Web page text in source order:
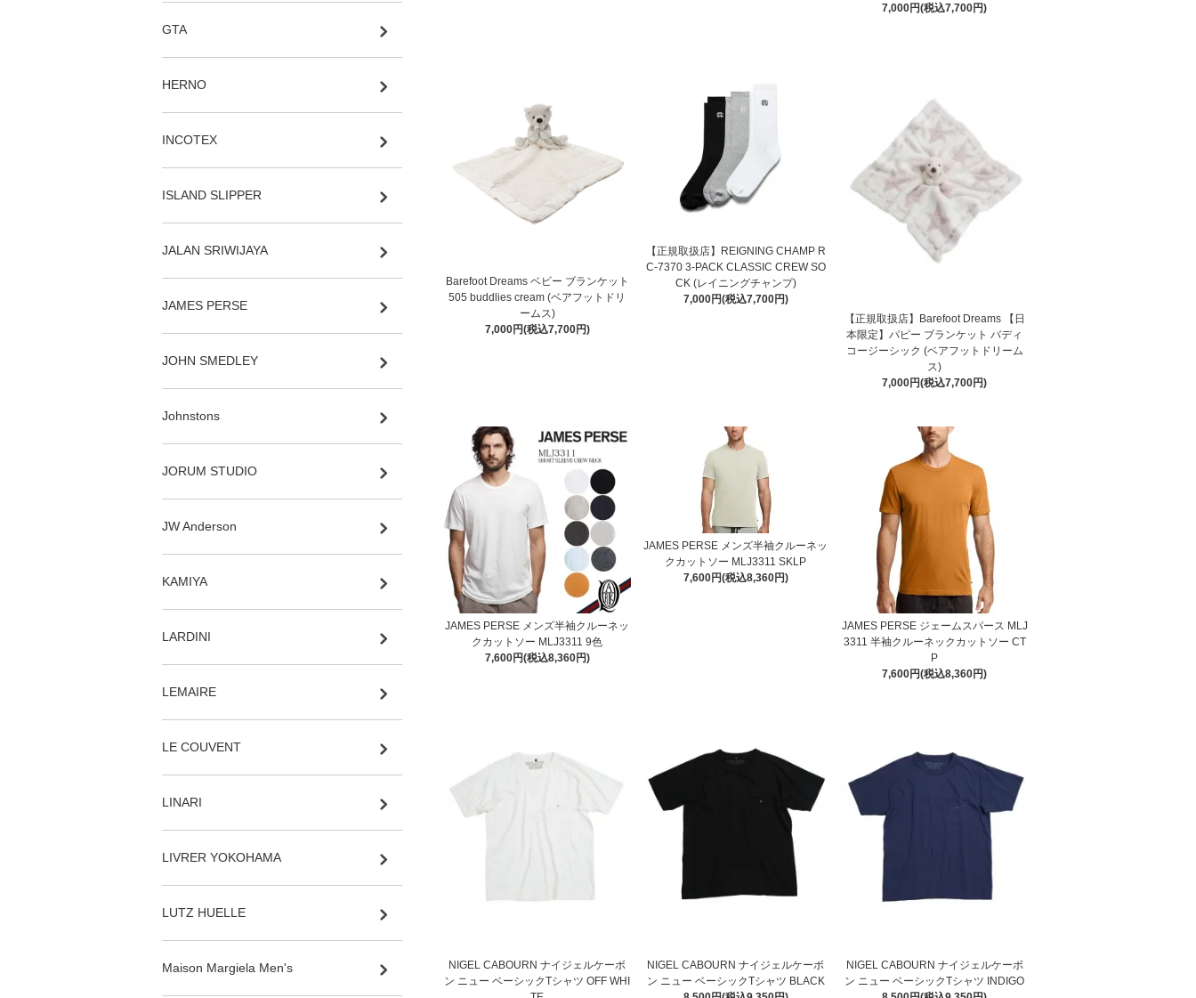
7,000円(税込7,700円)
Barefoot Dreams ベビー ブランケット
505 buddlies cream (ベアフットドリ
ームス)
7,000円(税込7,700円)
【正規取扱店】REIGNING CHAMP R
C-7370 3-PACK CLASSIC CREW SO
CK (レイニングチャンプ)
7,000円(税込7,700円)
【正規取扱店】Barefoot Dreams 【日
本限定】パピー ブランケット バディ
コージーシック (ベアフットドリーム
ス)
7,000円(税込7,700円)
JAMES PERSE メンズ半袖クルーネッ
クカットソー MLJ3311 9色
7,600円(税込8,360円)
JAMES PERSE メンズ半袖クルーネッ
クカットソー MLJ3311 SKLP
7,600円(税込8,360円)
JAMES PERSE ジェームスパース MLJ
3311 半袖クルーネックカットソー CT
P
7,600円(税込8,360円)
NIGEL CABOURN ナイジェルケーボ
ン ニュー ベーシックTシャツ OFF WHI
NIGEL CABOURN ナイジェルケーボ
ン ニュー ベーシックTシャツ BLACK
NIGEL CABOURN ナイジェルケーボ
ン ニュー ベーシックTシャツ INDIGO
GTA
HERNO
INCOTEX
ISLAND SLIPPER
JALAN SRIWIJAYA
JAMES PERSE
JOHN SMEDLEY
Johnstons
JORUM STUDIO
JW Anderson
KAMIYA
LARDINI
LEMAIRE
LE COUVENT
LINARI
LIVRER YOKOHAMA
LUTZ HUELLE
Maison Margiela Men's